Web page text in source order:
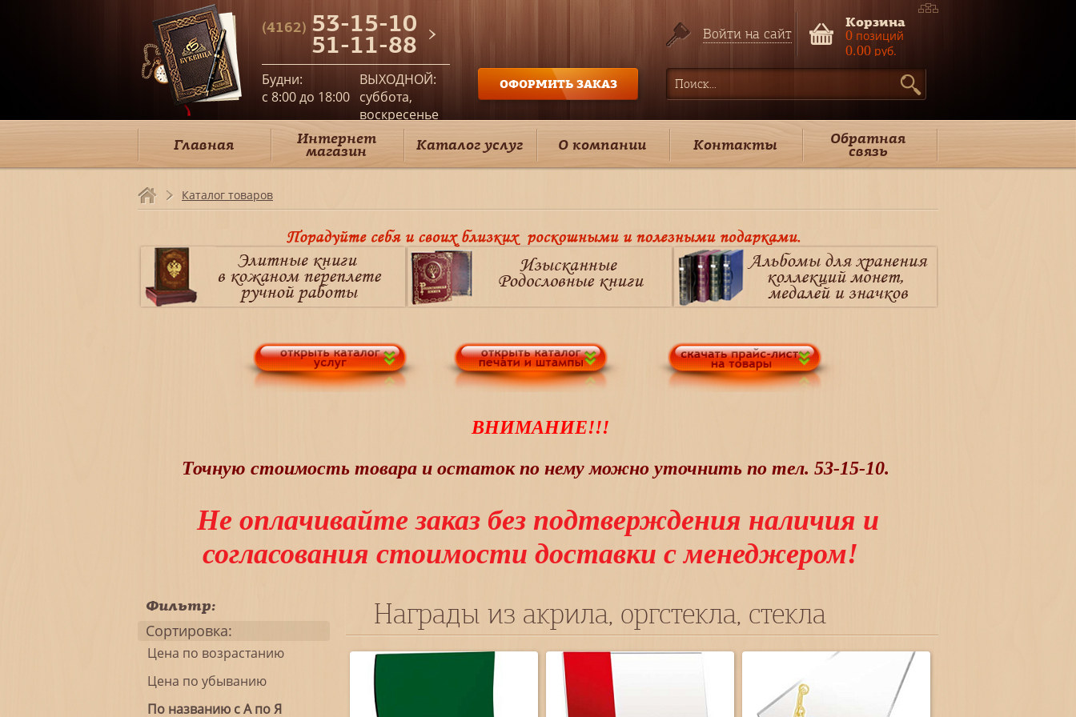
(4162) 53-15-10
51-11-88
Будни:
c 8:00 до 18:00
ВЫХОДНОЙ:
суббота,
воскресенье
ОФОРМИТЬ ЗАКАЗ
Войти на сайт
Корзина
0 позиций
0.00 руб.
Главная Интернет
магазин Каталог услуг О компании Контакты Обратная
связь
Каталог товаров
ВНИМАНИЕ!!!
Точную стоимость товара и остаток по нему можно уточнить по тел. 53-15-10.
Не оплачивайте заказ без подтверждения наличия и
согласования стоимости доставки с менеджером!
Фильтр:
Сортировка:
Цена по возрастанию
Цена по убыванию
По названию с А по Я
Награды из акрила, оргстекла, стекла